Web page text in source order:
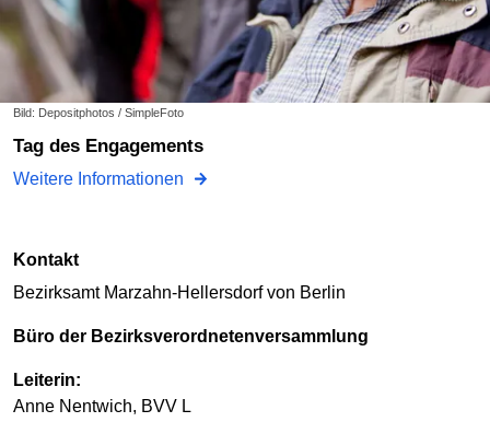
Bild: Depositphotos / SimpleFoto
Tag des Engagements
Weitere Informationen
Kontakt
Bezirksamt Marzahn-Hellersdorf von Berlin
Büro der Bezirksverordnetenversammlung
Leiterin:
Anne Nentwich, BVV L